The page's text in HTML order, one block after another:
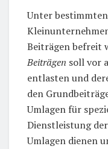
Unter
Beiträgen befreit
Beiträgen soll vor
entlasten und
den
Umlagen für
Dienstleistung
Umlagen dienen